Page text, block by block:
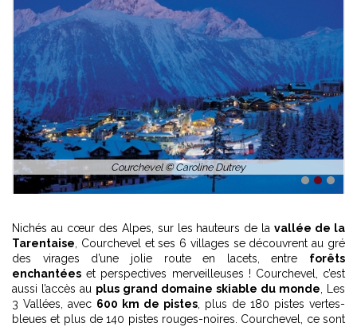
Courchevel © Caroline Dutrey
1 2 3
Nichés au cœur des Alpes, sur les hauteurs de lavallée de la
Tarentaise, Courchevel et ses 6 villages se découvrent au gré
des virages d’une jolie route en lacets, entre forêts
enchantées et perspectives merveilleuses ! Courchevel, c’est
aussi l’accès au plus grand domaine skiable du monde, Les
3 Vallées, avec 600 km de pistes, plus de 180 pistes vertes-
bleues et plus de 140 pistes rouges-noires. Courchevel, ce sont